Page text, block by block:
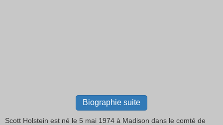
Biographie suite
Scott Holstein est né le 5 mai 1974 à Madison dans le comté de